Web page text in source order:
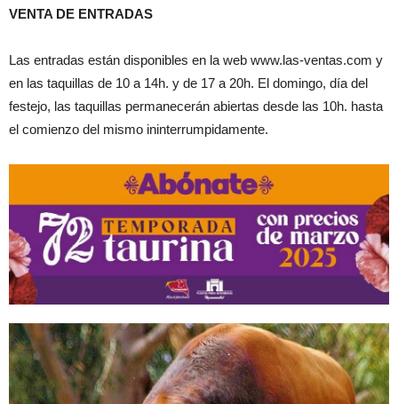
VENTA DE ENTRADAS
Las entradas están disponibles en la web www.las-ventas.com y
en las taquillas de 10 a 14h. y de 17 a 20h. El domingo, día del
festejo, las taquillas permanecerán abiertas desde las 10h. hasta
el comienzo del mismo ininterrumpidamente.